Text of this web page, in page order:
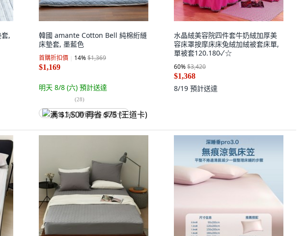
,
韓國 amante Cotton Bell 純棉絎縫
床墊套, 墨藍色
首購折扣價 14%$1,369
$1,169
明天 8/8 (六) 預計送達
(28)
满 $1,500 再省 $75 (王道卡)
水晶絨美容院四件套牛奶絨加厚美
容床罩按摩床床兔絨加絨被套床單,
單被套120.180✓☆
60%$3,420
$1,368
8/19 預計送達